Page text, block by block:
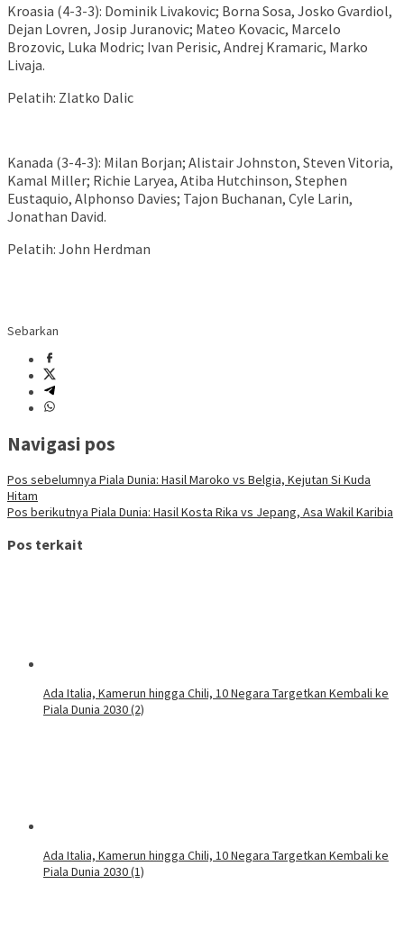
Kroasia (4-3-3): Dominik Livakovic; Borna Sosa, Josko Gvardiol,
Dejan Lovren, Josip Juranovic; Mateo Kovacic, Marcelo
Brozovic, Luka Modric; Ivan Perisic, Andrej Kramaric, Marko
Livaja.
Pelatih: Zlatko Dalic
Kanada (3-4-3): Milan Borjan; Alistair Johnston, Steven Vitoria,
Kamal Miller; Richie Laryea, Atiba Hutchinson, Stephen
Eustaquio, Alphonso Davies; Tajon Buchanan, Cyle Larin,
Jonathan David.
Pelatih: John Herdman
Sebarkan
Navigasi pos
Pos sebelumnya Piala Dunia: Hasil Maroko vs Belgia, Kejutan Si Kuda
Hitam
Pos berikutnya Piala Dunia: Hasil Kosta Rika vs Jepang, Asa Wakil Karibia
Pos terkait
Ada Italia, Kamerun hingga Chili, 10 Negara Targetkan Kembali ke
Piala Dunia 2030 (2)
Ada Italia, Kamerun hingga Chili, 10 Negara Targetkan Kembali ke
Piala Dunia 2030 (1)